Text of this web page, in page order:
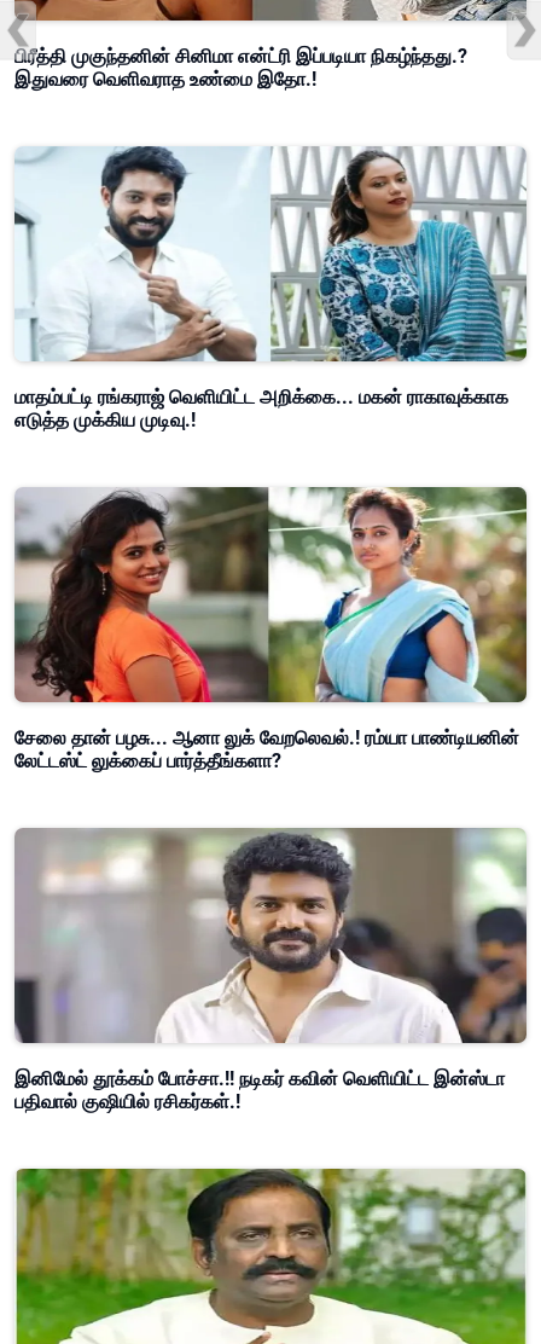
பிரீத்தி முகுந்தனின் சினிமா என்ட்ரி இப்படியா நிகழ்ந்தது.?
இதுவரை வெளிவராத உண்மை இதோ.!
மாதம்பட்டி ரங்கராஜ் வெளியிட்ட அறிக்கை... மகன் ராகாவுக்காக
எடுத்த முக்கிய முடிவு.!
சேலை தான் பழசு... ஆனா லுக் வேறலெவல்.! ரம்யா பாண்டியனின்
லேட்டஸ்ட் லுக்கைப் பார்த்தீங்களா?
இனிமேல் தூக்கம் போச்சா.!! நடிகர் கவின் வெளியிட்ட இன்ஸ்டா
பதிவால் குஷியில் ரசிகர்கள்.!